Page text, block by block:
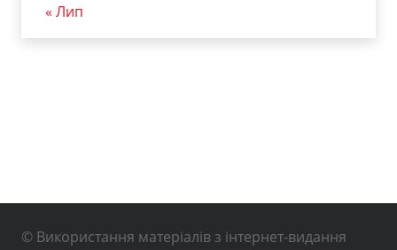
« Лип
© Використання матеріалів з інтернет-видання